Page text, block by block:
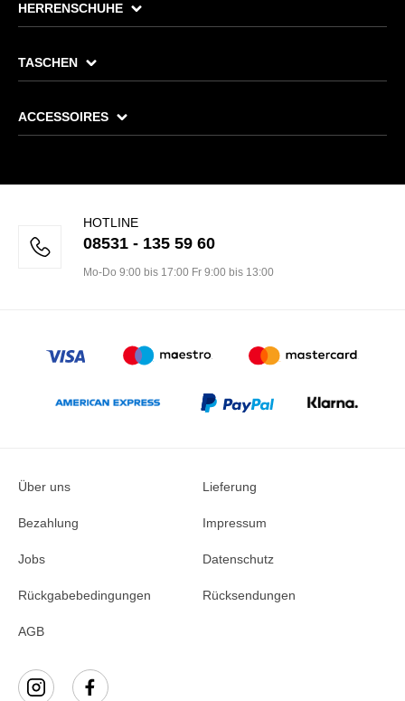
HERRENSCHUHE
TASCHEN
ACCESSOIRES
HOTLINE
08531 - 135 59 60
Mo-Do 9:00 bis 17:00 Fr 9:00 bis 13:00
Über uns Lieferung
Bezahlung Impressum
Jobs Datenschutz
Rückgabebedingungen Rücksendungen
AGB